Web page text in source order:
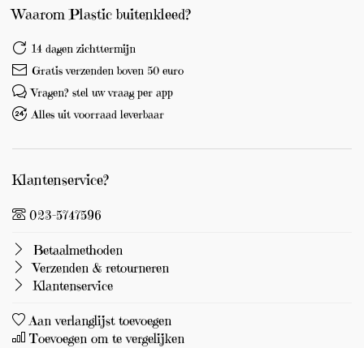
Waarom Plastic buitenkleed?
14 dagen zichttermijn
Gratis verzenden boven 50 euro
Vragen? stel uw vraag per app
Alles uit voorraad leverbaar
Klantenservice?
023-5747596
Betaalmethoden
Verzenden & retourneren
Klantenservice
Aan verlanglijst toevoegen
Toevoegen om te vergelijken